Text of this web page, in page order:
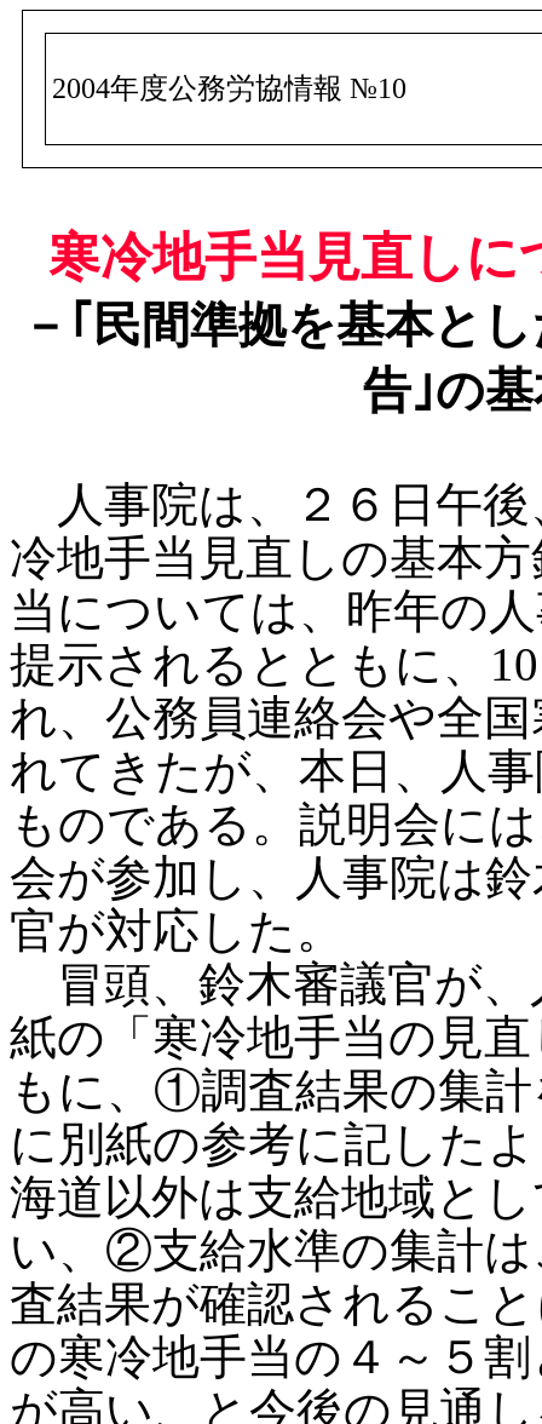
2004年度公務労協情報 №10
寒冷地手当見直しに
－｢民間準拠を基本と
告｣の
人事院は、２６日午後
冷地手当見直しの基本
当については、昨年の
提示されるとともに、
れ、公務員連絡会や全
れてきたが、本日、人
ものである。説明会に
会が参加し、人事院は
官が対応した。
冒頭、鈴木審議官が、
紙の「寒冷地手当の見
もに、①調査結果の集
に別紙の参考に記した
海道以外は支給地域と
い、②支給水準の集計
査結果が確認されるこ
の寒冷地手当の４～５
が高い、と今後の見通